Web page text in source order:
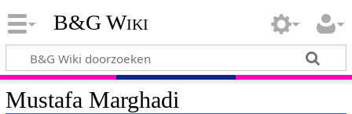
B&G Wiki
Mustafa Marghadi